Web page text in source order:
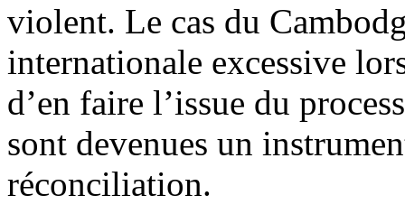
violent. Le cas du
internationale excessive
d’en faire l’issue du
sont devenues un
réconciliation.